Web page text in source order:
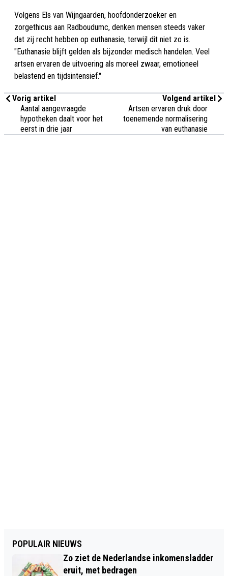
Volgens Els van Wijngaarden, hoofdonderzoeker en
zorgethicus aan Radboudumc, denken mensen steeds vaker
dat zij recht hebben op euthanasie, terwijl dit niet zo is.
"Euthanasie blijft gelden als bijzonder medisch handelen. Veel
artsen ervaren de uitvoering als moreel zwaar, emotioneel
belastend en tijdsintensief."
Vorig artikel
Aantal aangevraagde
hypotheken daalt voor het
eerst in drie jaar
Volgend artikel
Artsen ervaren druk door
toenemende normalisering
van euthanasie
POPULAIR NIEUWS
Zo ziet de Nederlandse inkomensladder
eruit, met bedragen